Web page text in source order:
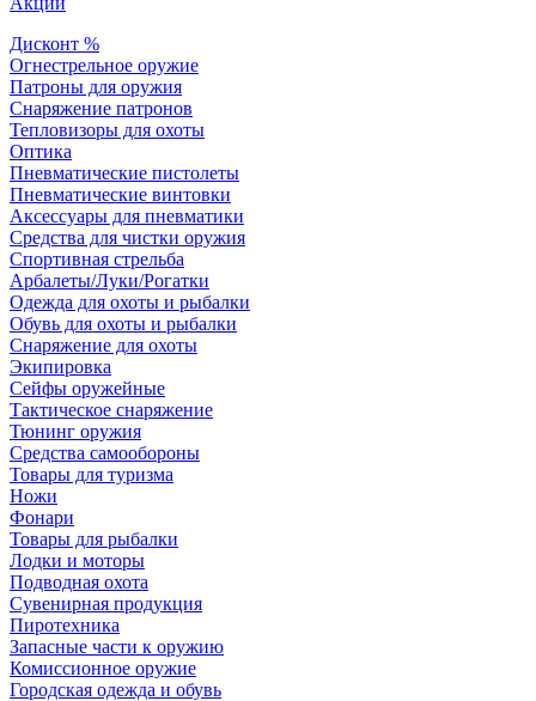
Дисконт %
Огнестрельное оружие
Патроны для оружия
Снаряжение патронов
Тепловизоры для охоты
Оптика
Пневматические пистолеты
Пневматические винтовки
Аксессуары для пневматики
Средства для чистки оружия
Спортивная стрельба
Арбалеты/Луки/Рогатки
Одежда для охоты и рыбалки
Обувь для охоты и рыбалки
Снаряжение для охоты
Экипировка
Сейфы оружейные
Тактическое снаряжение
Тюнинг оружия
Средства самообороны
Товары для туризма
Ножи
Фонари
Товары для рыбалки
Лодки и моторы
Подводная охота
Сувенирная продукция
Пиротехника
Запасные части к оружию
Комиссионное оружие
Городская одежда и обувь